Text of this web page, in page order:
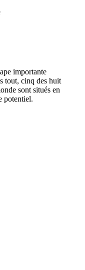
importante
tout, cinq des huit
sont situés en
potentiel.